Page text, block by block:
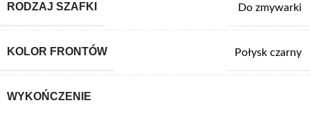
RODZAJ SZAFKI Do zmywarki
KOLOR FRONTÓW Połysk czarny
WYKOŃCZENIE